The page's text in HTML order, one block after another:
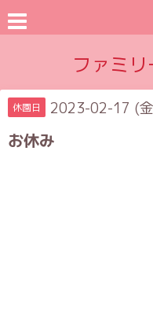
ファミ
休園日 2023-02-17 (
お休み